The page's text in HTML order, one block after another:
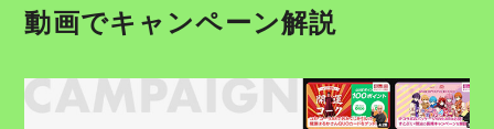
動画でキャンペーン解説